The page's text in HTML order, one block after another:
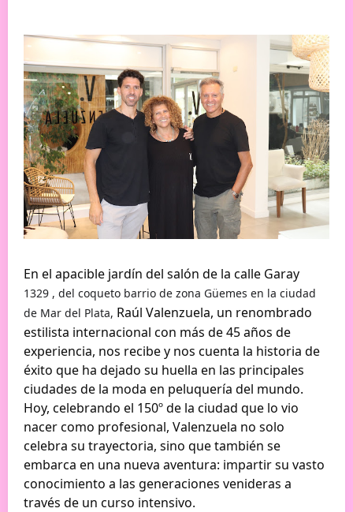
En el apacible jardín del salón de la calle Garay
1329 , del coqueto barrio de zona Güemes en la ciudad
de Mar del Plata, Raúl Valenzuela, un renombrado
estilista internacional con más de 45 años de
experiencia, nos recibe y nos cuenta la historia de
éxito que ha dejado su huella en las principales
ciudades de la moda en peluquería del mundo.
Hoy, celebrando el 150º de la ciudad que lo vio
nacer como profesional, Valenzuela no solo
celebra su trayectoria, sino que también se
embarca en una nueva aventura: impartir su vasto
conocimiento a las generaciones venideras a
través de un curso intensivo.